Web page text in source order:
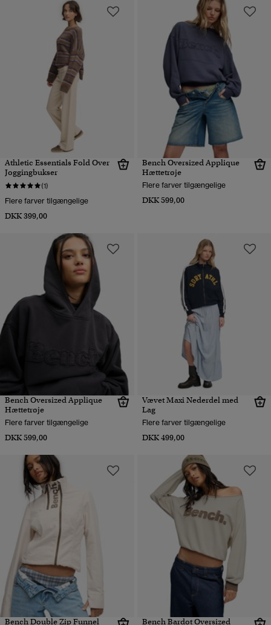
Athletic Essentials Fold Over
Joggingbukser
(1)
Flere farver tilgængelige
DKK 399,00
Bench Oversized Applique
Hættetrøje
Flere farver tilgængelige
DKK 599,00
Bench Oversized Applique
Hættetrøje
Flere farver tilgængelige
DKK 599,00
Vævet Maxi Nederdel med
Lag
Flere farver tilgængelige
DKK 499,00
Bench Double Zip Funnel
Bench Bardot Oversized